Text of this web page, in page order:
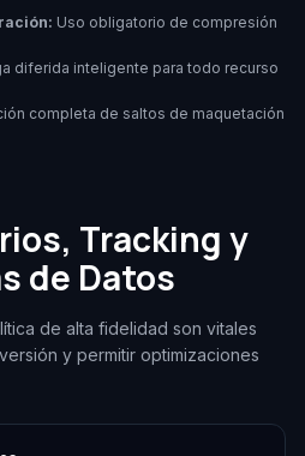
Uso obligatorio de compresión
diferida inteligente para todo recurso
completa de saltos de maquetación
Tracking y
de Datos
de alta fidelidad son vitales
y permitir optimizaciones